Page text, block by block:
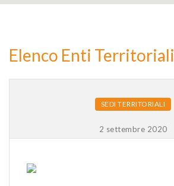
Elenco Enti Territoriali
SEDI TERRITORIALI
2 settembre 2020